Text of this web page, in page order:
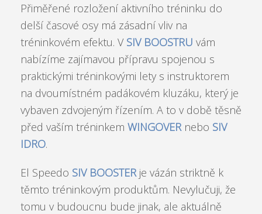
Přiměřené rozložení aktivního tréninku do
delší časové osy má zásadní vliv na
tréninkovém efektu. V SIV BOOSTRU vám
nabízíme zajímavou přípravu spojenou s
praktickými tréninkovými lety s instruktorem
na dvoumístném padákovém kluzáku, který je
vybaven zdvojeným řízením. A to v době těsně
před vaším tréninkem WINGOVER nebo SIV
IDRO.
El Speedo SIV BOOSTER je vázán striktně k
těmto tréninkovým produktům. Nevylučuji, že
tomu v budoucnu bude jinak, ale aktuálně